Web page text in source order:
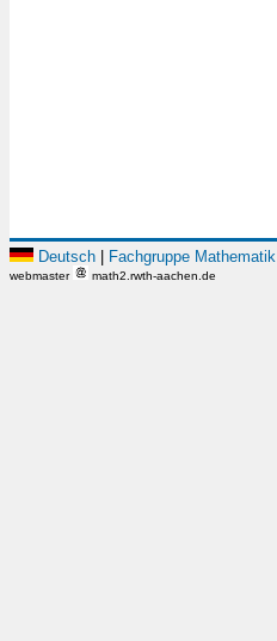
Deutsch Fachgruppe Mathematik
webmaster math2.rwth-aachen.de